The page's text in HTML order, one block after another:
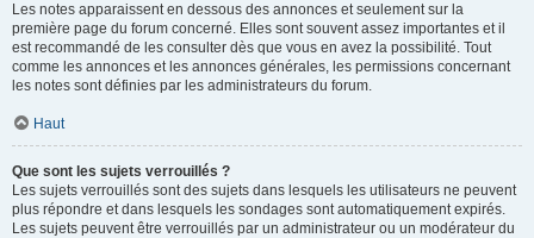
Les notes apparaissent en dessous des annonces et seulement sur la
première page du forum concerné. Elles sont souvent assez importantes et il
est recommandé de les consulter dès que vous en avez la possibilité. Tout
comme les annonces et les annonces générales, les permissions concernant
les notes sont définies par les administrateurs du forum.
Haut
Que sont les sujets verrouillés ?
Les sujets verrouillés sont des sujets dans lesquels les utilisateurs ne peuvent
plus répondre et dans lesquels les sondages sont automatiquement expirés.
Les sujets peuvent être verrouillés par un administrateur ou un modérateur du